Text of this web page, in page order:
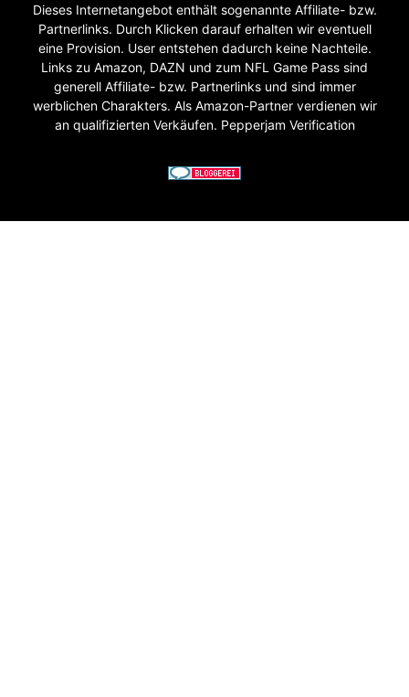
Dieses Internetangebot enthält sogenannte Affiliate- bzw.
Partnerlinks. Durch Klicken darauf erhalten wir eventuell
eine Provision. User entstehen dadurch keine Nachteile.
Links zu Amazon, DAZN und zum NFL Game Pass sind
generell Affiliate- bzw. Partnerlinks und sind immer
werblichen Charakters. Als Amazon-Partner verdienen wir
an qualifizierten Verkäufen. Pepperjam Verification